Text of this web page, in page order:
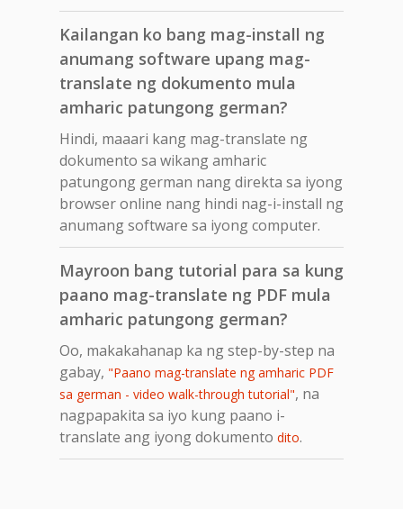
Kailangan ko bang mag-install ng
anumang software upang mag-
translate ng dokumento mula
amharic patungong german?
Hindi, maaari kang mag-translate ng
dokumento sa wikang amharic
patungong german nang direkta sa iyong
browser online nang hindi nag-i-install ng
anumang software sa iyong computer.
Mayroon bang tutorial para sa kung
paano mag-translate ng PDF mula
amharic patungong german?
Oo, makakahanap ka ng step-by-step na
gabay, "Paano mag-translate ng amharic PDF
sa german - video walk-through tutorial", na
nagpapakita sa iyo kung paano i-
translate ang iyong dokumento dito.